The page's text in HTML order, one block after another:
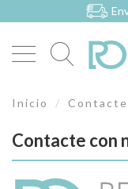
Inicio
Contacte con